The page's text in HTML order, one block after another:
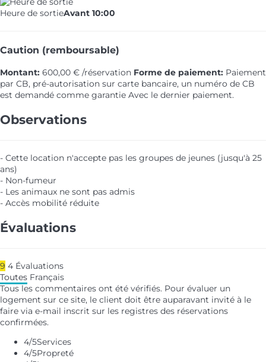
Heure de sortieAvant 10:00
Caution (remboursable)
Montant: 600,00 € /réservation Forme de paiement: Paiement
par CB, pré-autorisation sur carte bancaire, un numéro de CB
est demandé comme garantie Avec le dernier paiement.
Observations
- Cette location n'accepte pas les groupes de jeunes (jusqu'à 25
ans)
- Non-fumeur
- Les animaux ne sont pas admis
- Accès mobilité réduite
Évaluations
9 4 Évaluations
Toutes Français
Tous les commentaires ont été vérifiés. Pour évaluer un
logement sur ce site, le client doit être auparavant invité à le
faire via e-mail inscrit sur les registres des réservations
confirmées.
4/5Services
4/5Propreté